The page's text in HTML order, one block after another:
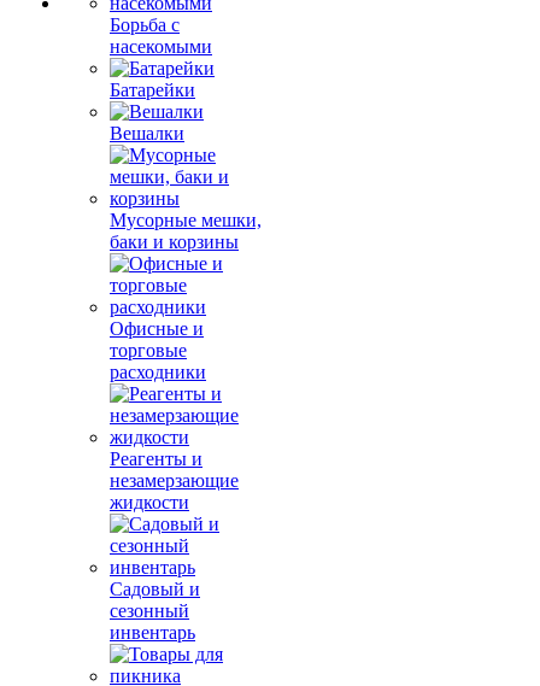
Борьба с
насекомыми
Батарейки
Вешалки
Мусорные мешки,
баки и корзины
Офисные и
торговые
расходники
Реагенты и
незамерзающие
жидкости
Садовый и
сезонный
инвентарь